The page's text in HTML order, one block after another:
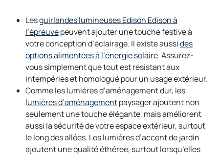
Lesguirlandes lumineuses Edison Edison à
l’épreuveo
p
e
n
s
i
n
a
n
e
w
peuvent ajouter une touche festive à
votre conception d’éclairage. Il existe aussides
options alimentées à l’énergie solaireo
p
e
n
s
i
n
a
n
. Assurez-
vous simplement que tout est résistant aux
intempéries et homologué pour un usage extérieur.
Comme les lumières d’aménagement dur, les
lumières d’aménagemento
p
e
n
s
paysager ajoutent non
seulement une touche élégante, mais améliorent
aussi la sécurité de votre espace extérieur, surtout
le long des allées. Les lumières d’accent de jardin
ajoutent une qualité éthérée, surtout lorsqu’elles